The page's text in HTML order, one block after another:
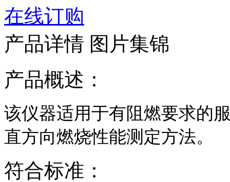
在线订购
产品详情 图片集锦
产品概述：
该仪器适用于有阻燃要求的
直方向燃烧性能测定方法。
符合标准：